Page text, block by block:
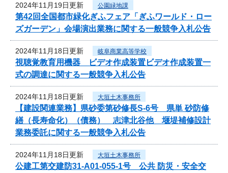
2024年11月19日更新 公園緑地課
第42回全国都市緑化ぎふフェア「ぎふワールド・ロー
ズガーデン」会場演出業務に関する一般競争入札公告
2024年11月18日更新 岐阜商業高等学校
視聴覚教育用機器 ビデオ作成装置ビデオ作成装置一
式の調達に関する一般競争入札公告
2024年11月18日更新 大垣土木事務所
【建設関連業務】県砂委第砂修長S-6号 県単 砂防修
繕（長寿命化）（債務） 志津北谷他 堰堤補修設計
業務委託に関する一般競争入札公告
2024年11月18日更新 大垣土木事務所
公建工第交建防31-A01-055-1号 公共 防災・安全交